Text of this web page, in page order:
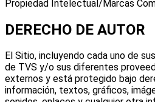
Propiedad Intelectual/Marcas
DERECHO DE AUTOR
El Sitio, incluyendo cada uno de
de TVS y/o sus diferentes
externos y está protegido bajo
información, textos, gráficos,